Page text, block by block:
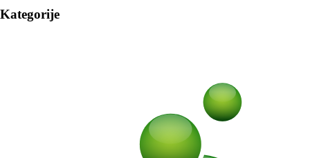
Kategorije